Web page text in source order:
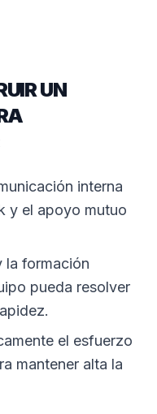
UN
interna
y el apoyo mutuo
la formación
pueda resolver
el esfuerzo
mantener alta la